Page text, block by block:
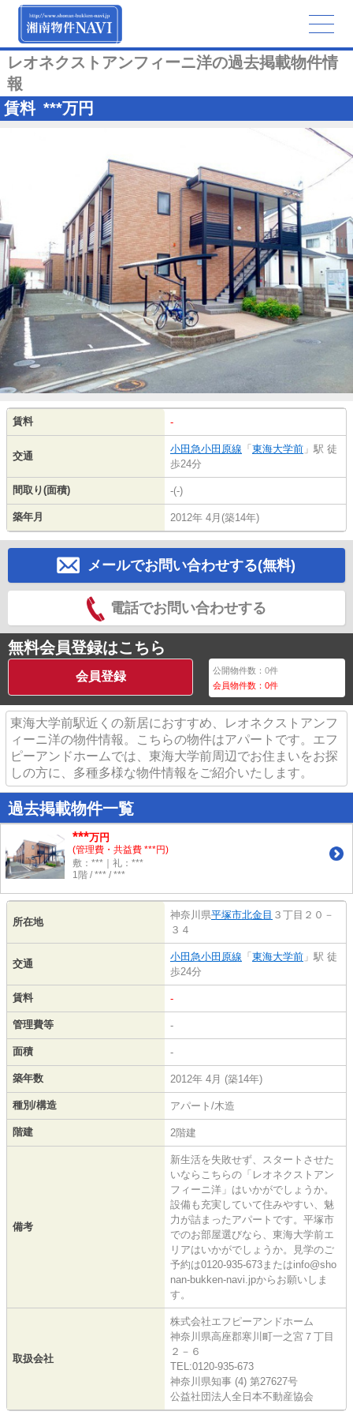
レオネクストアンフィーニ洋の過去掲載物件情
報
賃料 ***万円
賃料 -
交通
小田急小田原線 「 東海大学前 」駅 徒
歩24分
間取り(面積) -(-)
築年月 2012年 4月(築14年)
メールでお問い合わせする(無料)
電話でお問い合わせする
無料会員登録はこちら
会員登録 公開物件数：0件
会員物件数：0件
東海大学前駅近くの新居におすすめ、レオネクストアンフ
ィーニ洋の物件情報。こちらの物件はアパートです。エフ
ピーアンドホームでは、東海大学前周辺でお住まいをお探
しの方に、多種多様な物件情報をご紹介いたします。
過去掲載物件一覧
***万円
(管理費・共益費 ***円)
敷：***｜礼：***
1階 / *** / ***
所在地
神奈川県平塚市北金目 ３丁目２０－
３４
交通
小田急小田原線 「 東海大学前 」駅 徒
歩24分
賃料 -
管理費等 -
面積 -
築年数 2012年 4月 (築14年)
種別/構造 アパート/木造
階建 2階建
備考
新生活を失敗せず、スタートさせた
いならこちらの「レオネクストアン
フィーニ洋」はいかがでしょうか。
設備も充実していて住みやすい、魅
力が詰まったアパートです。平塚市
でのお部屋選びなら、東海大学前エ
リアはいかがでしょうか。見学のご
予約は0120-935-673またはinfo@sho
nan-bukken-navi.jpからお願いしま
す。
取扱会社
株式会社エフピーアンドホーム
神奈川県高座郡寒川町一之宮７丁目
２－６
TEL:0120-935-673
神奈川県知事 (4) 第27627号
公益社団法人全日本不動産協会